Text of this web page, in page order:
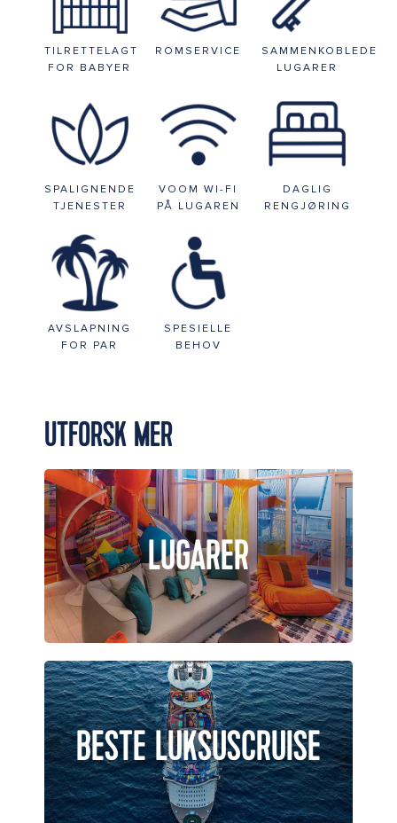
TILRETTELAGT
FOR BABYER
ROMSERVICE
SAMMENKOBLEDE
LUGARER
SPALIGNENDE
TJENESTER
VOOM WI-FI
PÅ LUGAREN
DAGLIG
RENGJØRING
AVSLAPNING
FOR PAR
SPESIELLE
BEHOV
UTFORSK MER
LUGARER
BESTE LUKSUSCRUISE